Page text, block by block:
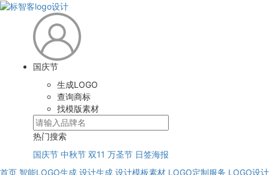
国庆节
生成LOGO
查询商标
找模版素材
热门搜索
国庆节 中秋节 双11 万圣节 日签海报
首页 智能LOGO生成 设计生成 设计模板素材 LOGO定制服务 LOGO设计